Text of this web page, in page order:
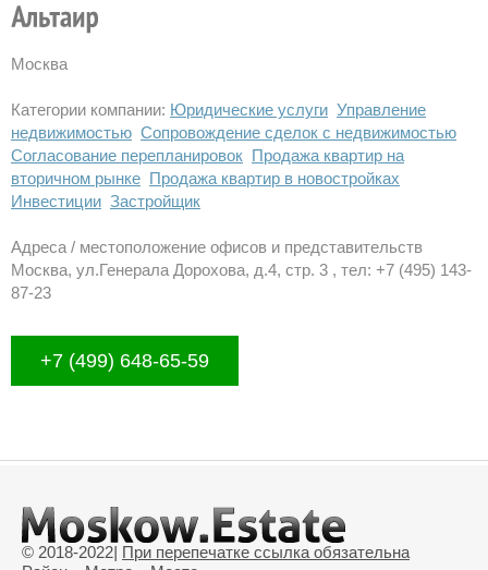
Москва
Категории компании: Юридические услуги Управление
недвижимостью Сопровождение сделок с недвижимостью
Согласование перепланировок Продажа квартир на
вторичном рынке Продажа квартир в новостройках
Инвестиции Застройщик
Адреса / местоположение офисов и представительств
Москва, ул.Генерала Дорохова, д.4, стр. 3 , тел: +7 (495) 143-
87-23
+7 (499) 648-65-59
© 2018-2022| При перепечатке ссылка обязательна